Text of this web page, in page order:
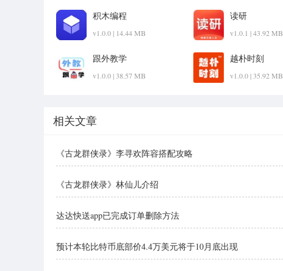
积木编程
v1.0.0 | 14.44 MB
读研
v1.0.1 | 43.92 MB
跟外教学
v1.0.0 | 38.57 MB
越朴时刻
v1.0.0 | 35.92 MB
相关文章
《古龙群侠录》李寻欢阵容搭配攻略
《古龙群侠录》林仙儿介绍
达达快送app已完成订单删除方法
预计本轮比特币底部价4.4万美元将于10月底出现